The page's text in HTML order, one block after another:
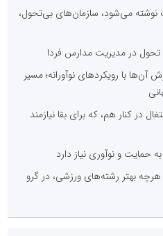
نوشته می‌شود، سازمان‌های بی‌تحول،
تحول در مدیریت مدارس فردا
با رویکردهای نوآورانه؛ مسیر
در کنار هم، که برای بقا نیازمند
حمایت و نوآوری نیاز دارد
بهتر رشته‌های ورزشی، در گرو